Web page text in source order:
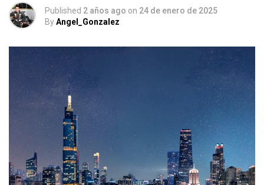
Published 2 años ago on 24 de enero de 2025
ByAngel_Gonzalez